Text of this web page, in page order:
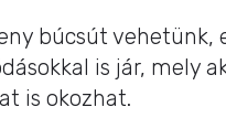
búcsút vehetünk,
is jár, mely
is okozhat.